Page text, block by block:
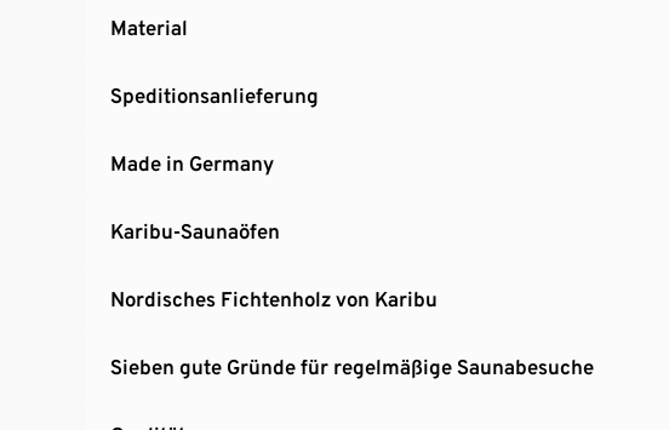
Material
Speditionsanlieferung
Made in Germany
Karibu-Saunaöfen
Nordisches Fichtenholz von Karibu
Sieben gute Gründe für regelmäßige Saunabesuche